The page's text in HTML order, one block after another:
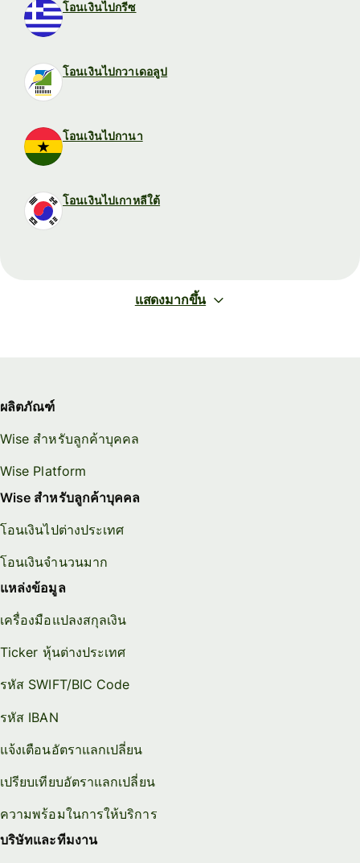
โอนเงินไปกรีซ
โอนเงินไปกวาเดอลูป
โอนเงินไปกานา
โอนเงินไปเกาหลีใต้
แสดงมากขึ้น
ผลิตภัณฑ์
Wise สำหรับลูกค้าบุคคล
Wise Platform
Wise สำหรับลูกค้าบุคคล
โอนเงินไปต่างประเทศ
โอนเงินจำนวนมาก
แหล่งข้อมูล
เครื่องมือแปลงสกุลเงิน
Ticker หุ้นต่างประเทศ
รหัส SWIFT/BIC Code
รหัส IBAN
แจ้งเตือนอัตราแลกเปลี่ยน
เปรียบเทียบอัตราแลกเปลี่ยน
ความพร้อมในการให้บริการ
บริษัทและทีมงาน